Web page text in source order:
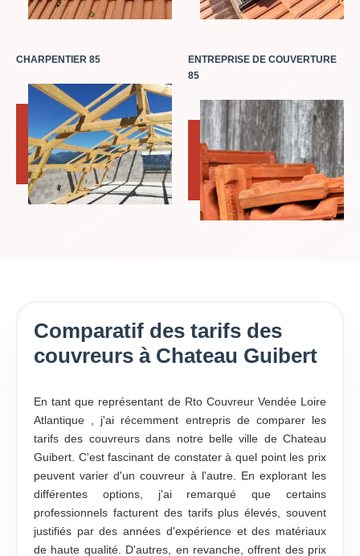
CHARPENTIER 85
ENTREPRISE DE COUVERTURE
85
Comparatif des tarifs des
couvreurs à Chateau Guibert
En tant que représentant de Rto Couvreur Vendée Loire
Atlantique , j'ai récemment entrepris de comparer les
tarifs des couvreurs dans notre belle ville de Chateau
Guibert. C'est fascinant de constater à quel point les prix
peuvent varier d'un couvreur à l'autre. En explorant les
différentes options, j'ai remarqué que certains
professionnels facturent des tarifs plus élevés, souvent
justifiés par des années d'expérience et des matériaux
de haute qualité. D'autres, en revanche, offrent des prix